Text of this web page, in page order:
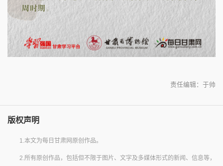
责任编辑：于帅
版权声明
1.本文为每日甘肃网原创作品。
2.所有原创作品，包括但不限于图片、文字及多媒体形式的新闻、信息等，